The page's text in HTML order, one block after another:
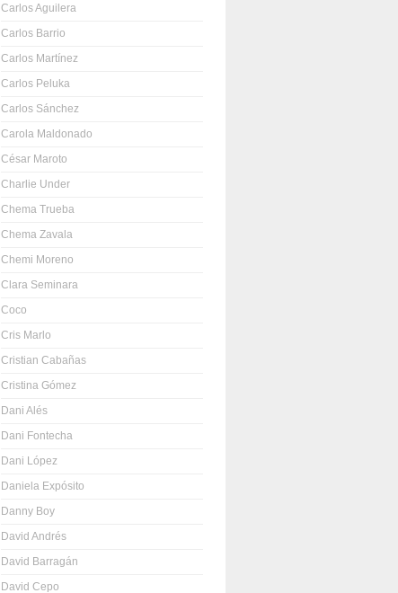
Carlos Aguilera
Carlos Barrio
Carlos Martínez
Carlos Peluka
Carlos Sánchez
Carola Maldonado
César Maroto
Charlie Under
Chema Trueba
Chema Zavala
Chemi Moreno
Clara Seminara
Coco
Cris Marlo
Cristian Cabañas
Cristina Gómez
Dani Alés
Dani Fontecha
Dani López
Daniela Expósito
Danny Boy
David Andrés
David Barragán
David Cepo